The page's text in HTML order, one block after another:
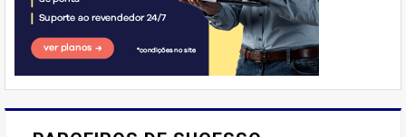
E AÍ, PESSOAL! VOCÊ JÁ
IMAGINOU PODER SABOREAR